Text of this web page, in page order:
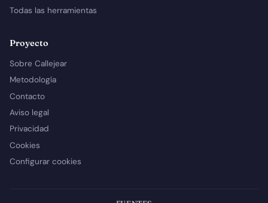
Todas las herramientas
Proyecto
Sobre Callejear
Metodología
Contacto
Aviso legal
Privacidad
Cookies
Configurar cookies